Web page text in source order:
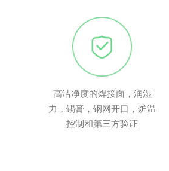
高洁净度的焊接面，润湿
力，锡膏，钢网开口，炉温
控制和第三方验证